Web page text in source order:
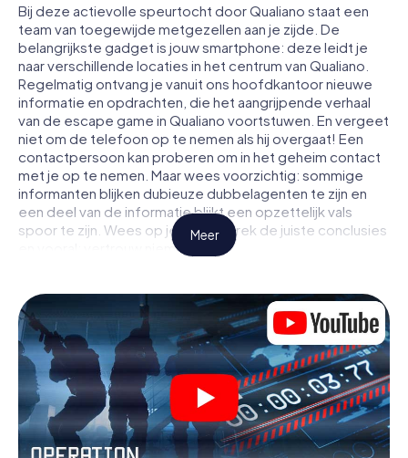
Bij deze actievolle speurtocht door Qualiano staat een
team van toegewijde metgezellen aan je zijde. De
belangrijkste gadget is jouw smartphone: deze leidt je
naar verschillende locaties in het centrum van Qualiano.
Regelmatig ontvang je vanuit ons hoofdkantoor nieuwe
informatie en opdrachten, die het aangrijpende verhaal
van de escape game in Qualiano voortstuwen. En vergeet
niet om de telefoon op te nemen als hij overgaat! Een
contactpersoon kan proberen om in het geheim contact
met je op te nemen. Maar wees voorzichtig: sommige
informanten blijken dubieuze dubbelagenten te zijn en
een deel van de informatie blijkt een opzettelijk vals
spoor te zijn. Wees op je hoede, trek de juiste conclusies
en vooral: vertrouw niemand!
niet opgesloten in een kamer waaruit je jezelf binnen een
bepaald tijdvenster moet bevrijden. Met deze
speurtocht met een smartphone wordt heel Qualiano
jouw speelveld! De technische voorwaarden voor jouw
avontuur in Qualiano zijn een smartphone en toegang tot
het mobiel internet. Met één klik krijg jij toegang tot onze
app. Je hoeft niets te installeren om door interactieve
video's, lastige minigames of andere functies in de actie
te worden getrokken.
Meer